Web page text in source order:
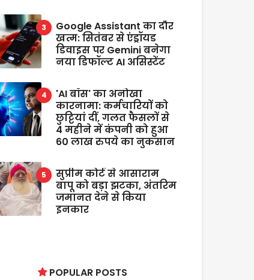
Google Assistant का दौर
खत्म: सितंबर से एंड्रॉयड
डिवाइस पर Gemini बनेगा
नया डिफॉल्ट AI असिस्टेंट
'AI बॉस' का अनोखा
कारनामा: कर्मचारियों को
छुट्टियां दीं, गलत फैसलों से
4 महीने में कंपनी को हुआ
60 लाख रुपये का नुकसान
सुप्रीम कोर्ट से आसाराम
बापू को बड़ा झटका, अंतरिम
जमानत देने से किया
इनकार
POPULAR POSTS